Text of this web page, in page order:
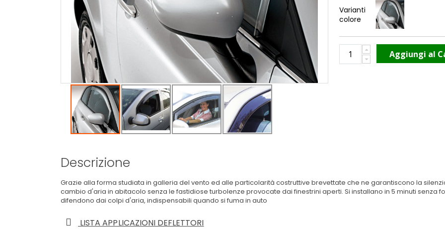
Varianti
colore
Aggiungi al
Descrizione
Grazie alla forma studiata in galleria del vento ed alle particolarità costruttive brevettate che ne garantiscono la
cambio d'aria in abitacolo senza le fastidiose turbolenze provocate dai finestrini aperti. Si installano in 5 minuti senza
difendono dai colpi d'aria, indispensabili quando si fuma in auto
LISTA APPLICAZIONI DEFLETTORI